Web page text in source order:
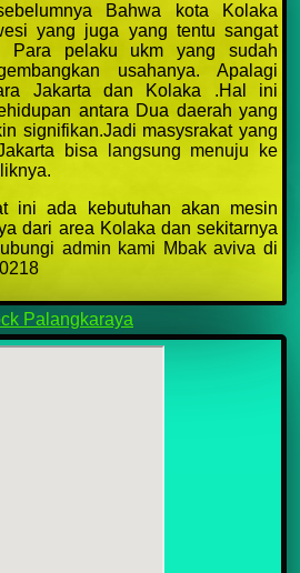
Bahwa kota Kolaka
yang juga yang tentu sangat
Para pelaku ukm yang sudah
usahanya. Apalagi
Jakarta dan Kolaka .Hal ini
antara Dua daerah yang
signifikan.Jadi masysrakat yang
bisa langsung menuju ke
ini ada kebutuhan akan mesin
dari area Kolaka dan sekitarnya
admin kami Mbak aviva di